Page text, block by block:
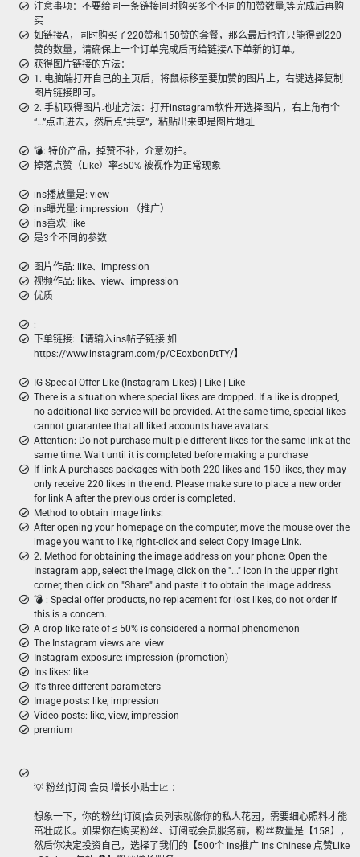
注意事项：不要给同一条链接同时购买多个不同的加赞数量,等完成后再购
买
如链接A，同时购买了220赞和150赞的套餐，那么最后也许只能得到220
赞的数量，请确保上一个订单完成后再给链接A下单新的订单。
获得图片链接的方法：
1. 电脑端打开自己的主页后，将鼠标移至要加赞的图片上，右键选择复制
图片链接即可。
2. 手机取得图片地址方法：打开instagram软件开选择图片，右上角有个
“…”点击进去，然后点“共享”，粘贴出来即是图片地址
💣︎: 特价产品，掉赞不补，介意勿拍。
掉落点赞（Like）率≤50% 被视作为正常现象
ins播放量是: view
ins曝光量: impression （推广）
ins喜欢: like
是3个不同的参数
图片作品: like、impression
视频作品: like、view、impression
优质
:
下单链接:【请输入ins帖子链接 如
https://www.instagram.com/p/CEoxbonDtTY/】
IG Special Offer Like (Instagram Likes) | Like | Like
There is a situation where special likes are dropped. If a like is dropped,
no additional like service will be provided. At the same time, special likes
cannot guarantee that all liked accounts have avatars.
Attention: Do not purchase multiple different likes for the same link at the
same time. Wait until it is completed before making a purchase
If link A purchases packages with both 220 likes and 150 likes, they may
only receive 220 likes in the end. Please make sure to place a new order
for link A after the previous order is completed.
Method to obtain image links:
After opening your homepage on the computer, move the mouse over the
image you want to like, right-click and select Copy Image Link.
2. Method for obtaining the image address on your phone: Open the
Instagram app, select the image, click on the "..." icon in the upper right
corner, then click on "Share" and paste it to obtain the image address
💣 ︎: Special offer products, no replacement for lost likes, do not order if
this is a concern.
A drop like rate of ≤ 50% is considered a normal phenomenon
The Instagram views are: view
Instagram exposure: impression (promotion)
Ins likes: like
It's three different parameters
Image posts: like, impression
Video posts: like, view, impression
premium
💡 粉丝|订阅|会员 增长小贴士📈 ：
想象一下，你的粉丝|订阅|会员列表就像你的私人花园，需要细心照料才能
茁壮成长。如果你在购买粉丝、订阅或会员服务前，粉丝数量是【158】，
然后你决定投资自己，选择了我们的【500个 Ins推广 Ins Chinese 点赞Like